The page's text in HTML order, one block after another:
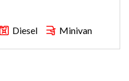
Diesel Minivan